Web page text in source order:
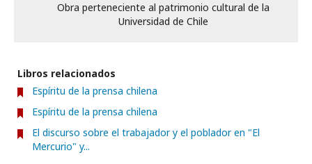
Obra perteneciente al patrimonio cultural de la
Universidad de Chile
Libros relacionados
Espíritu de la prensa chilena
Espíritu de la prensa chilena
El discurso sobre el trabajador y el poblador en "El
Mercurio" y...